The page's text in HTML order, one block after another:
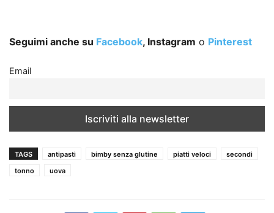
Seguimi anche su Facebook, Instagram o Pinterest
Email
TAGS antipasti bimby senza glutine piatti veloci
secondi
tonno
uova